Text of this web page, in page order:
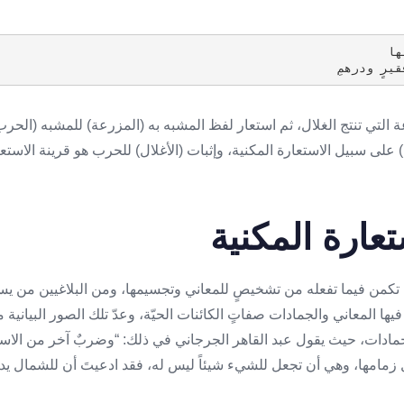
التي تنتج الغلال، ثم استعار لفظ المشبه به (المزرعة) للمشبه
سبيل الاستعارة المكنية، وإثبات (الأغلال) للحرب هو قرينة
المكنية
تكمن فيما تفعله من تشخيصٍ للمعاني وتجسيمها، ومن البلاغيين من
المعاني والجمادات صفاتٍ الكائنات الحيّة، وعدّ تلك الصور
حيث يقول عبد القاهر الجرجاني في ذلك: “وضربٌ آخر من
زمامها، وهي أن تجعل للشيء شيئاً ليس له، فقد ادعيتَ أن للشمال